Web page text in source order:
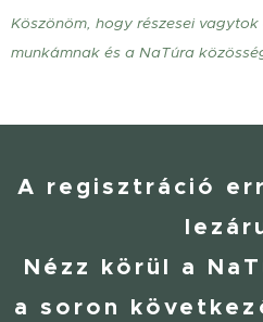
Köszönöm, hogy részesei
munkámnak és a NaTúra
A regisztráció
Nézz körül a
a soron